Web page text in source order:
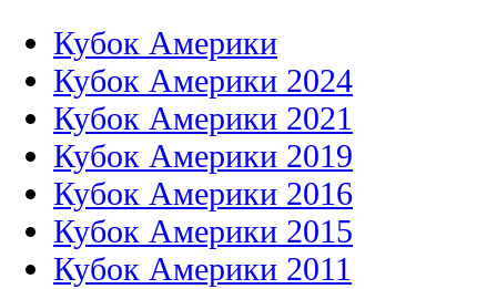
Кубок Америки
Кубок Америки 2024
Кубок Америки 2021
Кубок Америки 2019
Кубок Америки 2016
Кубок Америки 2015
Кубок Америки 2011